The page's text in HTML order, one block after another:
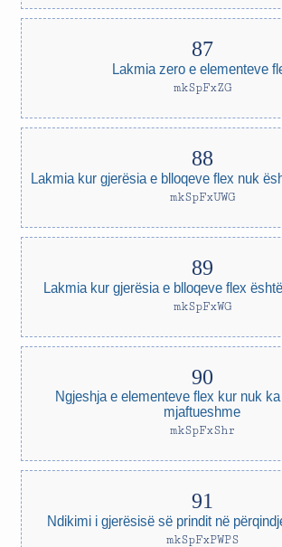
Lakmia zero e elementeve
mkSpFxZG
Lakmia kur gjerësia e blloqeve flex nuk
mkSpFxUWG
Lakmia kur gjerësia e blloqeve flex
mkSpFxWG
Ngjeshja e elementeve flex kur nuk
mjaftueshme
mkSpFxShr
Ndikimi i gjerësisë së prindit në
mkSpFxPWPS